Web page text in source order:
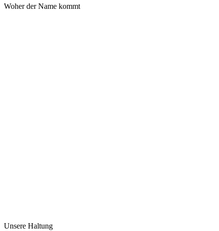
Woher der Name kommt
Unsere Haltung